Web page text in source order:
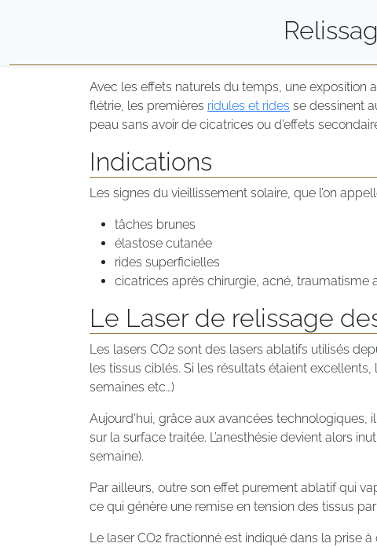
Avec les effets naturels du temps, une exposition
flétrie, les premières ridules et rides se dessinent
peau sans avoir de cicatrices ou d’effets
Indications
Les signes du vieillissement solaire, que l’on
tâches brunes
élastose cutanée
rides superficielles
cicatrices après chirurgie, acné, traumatisme
Le Laser de relissage
Les lasers CO2 sont des lasers ablatifs utilisés
les tissus ciblés. Si les résultats étaient
semaines etc…)
Aujourd’hui, grâce aux avancées technologiques,
sur la surface traitée. L’anesthésie devient alors
semaine).
Par ailleurs, outre son effet purement ablatif qui
ce qui génère une remise en tension des tissus
Le laser CO2 fractionné est indiqué dans la prise